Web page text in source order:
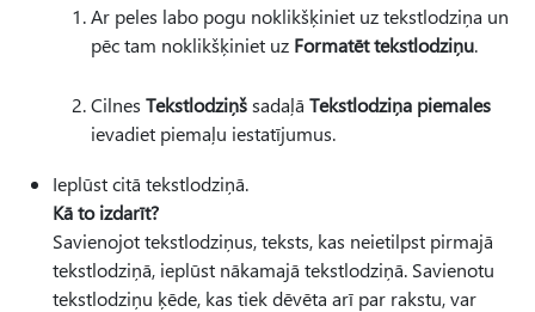
Ar peles labo pogu noklikšķiniet uz tekstlodziņa un
pēc tam noklikšķiniet uz Formatēt tekstlodziņu.
Cilnes Tekstlodziņšsadaļā Tekstlodziņa piemales
ievadiet piemaļu iestatījumus.
Ieplūst citā tekstlodziņā.
Kā to izdarīt?
Savienojot tekstlodziņus, teksts, kas neietilpst pirmajā
tekstlodziņā, ieplūst nākamajā tekstlodziņā. Savienotu
tekstlodziņu ķēde, kas tiek dēvēta arī par rakstu, var